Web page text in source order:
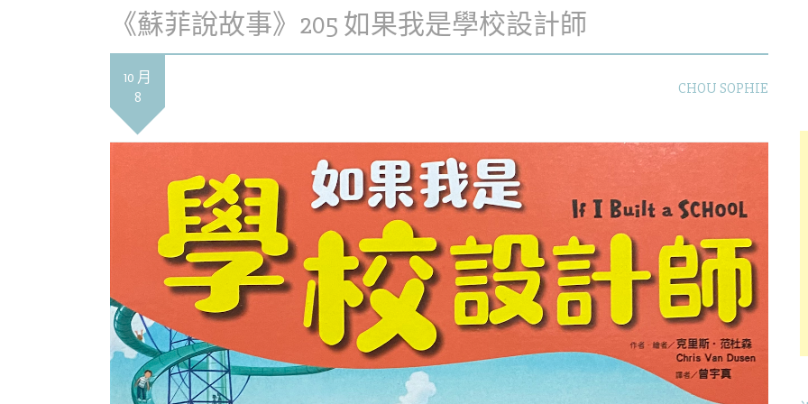
《蘇菲說故事》205 如果我是學校設計師
10 月
8
CHOU SOPHIE